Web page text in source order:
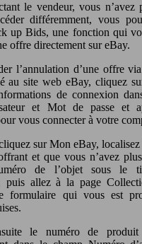
le vendeur, vous n’avez
différemment, vous
up Bids, une fonction qui
offre directement sur eBay.
l’annulation d’une offre
au site web eBay, cliquez
de connexion
et Mot de passe et
vous connecter à votre
sur Mon eBay,
et que vous n’avez
de l’objet sous le
puis allez à la page
formulaire qui vous est
le numéro de